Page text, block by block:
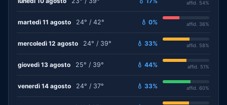
affid. 54%
martedì 11 agosto 24° / 42° 💧 0% affid. 36%
mercoledì 12 agosto 24° / 39° 💧 33% affid. 58%
giovedì 13 agosto 25° / 39° 💧 44% affid. 51%
venerdì 14 agosto 24° / 37° 💧 33% affid. 60%